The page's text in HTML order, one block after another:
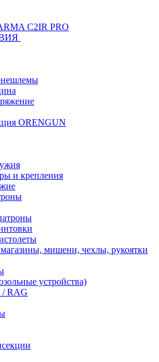
C2IR PRO
ORENGUN
и крепления
мишени, чехлы, рукоятки
устройства)
RAG